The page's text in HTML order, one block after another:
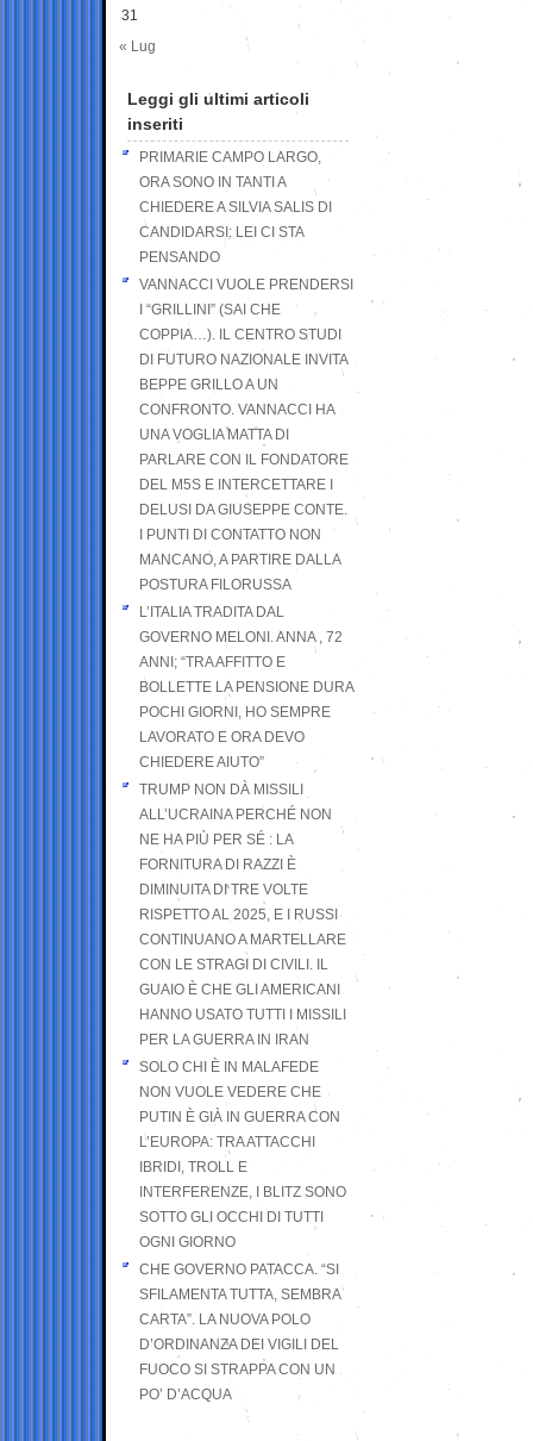
31
« Lug
Leggi gli ultimi articoli
inseriti
PRIMARIE CAMPO LARGO,
ORA SONO IN TANTI A
CHIEDERE A SILVIA SALIS DI
CANDIDARSI: LEI CI STA
PENSANDO
VANNACCI VUOLE PRENDERSI
I “GRILLINI” (SAI CHE
COPPIA…). IL CENTRO STUDI
DI FUTURO NAZIONALE INVITA
BEPPE GRILLO A UN
CONFRONTO. VANNACCI HA
UNA VOGLIA MATTA DI
PARLARE CON IL FONDATORE
DEL M5S E INTERCETTARE I
DELUSI DA GIUSEPPE CONTE.
I PUNTI DI CONTATTO NON
MANCANO, A PARTIRE DALLA
POSTURA FILORUSSA
L’ITALIA TRADITA DAL
GOVERNO MELONI. ANNA , 72
ANNI; “TRA AFFITTO E
BOLLETTE LA PENSIONE DURA
POCHI GIORNI, HO SEMPRE
LAVORATO E ORA DEVO
CHIEDERE AIUTO”
TRUMP NON DÀ MISSILI
ALL’UCRAINA PERCHÉ NON
NE HA PIÙ PER SÉ : LA
FORNITURA DI RAZZI È
DIMINUITA DI TRE VOLTE
RISPETTO AL 2025, E I RUSSI
CONTINUANO A MARTELLARE
CON LE STRAGI DI CIVILI. IL
GUAIO È CHE GLI AMERICANI
HANNO USATO TUTTI I MISSILI
PER LA GUERRA IN IRAN
SOLO CHI È IN MALAFEDE
NON VUOLE VEDERE CHE
PUTIN È GIÀ IN GUERRA CON
L’EUROPA: TRA ATTACCHI
IBRIDI, TROLL E
INTERFERENZE, I BLITZ SONO
SOTTO GLI OCCHI DI TUTTI
OGNI GIORNO
CHE GOVERNO PATACCA. “SI
SFILAMENTA TUTTA, SEMBRA
CARTA”. LA NUOVA POLO
D’ORDINANZA DEI VIGILI DEL
FUOCO SI STRAPPA CON UN
PO’ D’ACQUA